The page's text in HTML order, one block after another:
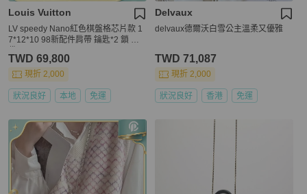
Louis Vuitton
LV speedy Nano紅色棋盤格芯片款 1
7*12*10 98新配件肩帶 鑰匙*2 鎖 塵
TWD 69,800
現折 2,000
狀況良好 本地 免運
Delvaux
delvaux德爾沃白雪公主溫柔又優雅
TWD 71,087
現折 2,000
狀況良好 香港 免運